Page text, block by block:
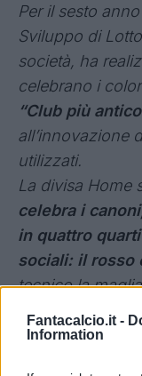
Fantacalcio.it -
Information
Per il sesto
Sviluppo di
società, ha
celebrano i
“Club più antico
all’innovazione
utilizzati.
La divisa Home
celebra i
in quattro
sociali: il rosso
tecnico la
denominato